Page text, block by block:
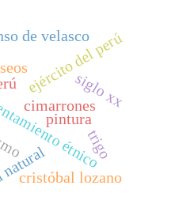
cimarrones
étnico
ejército del perú
de velasco
cristóbal lozano
pintura
trigo
siglo xx